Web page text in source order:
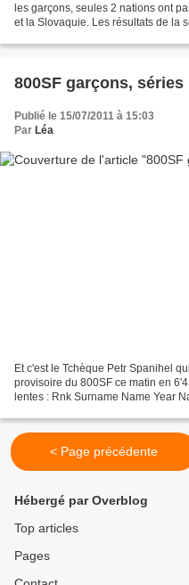
les garçons, seules 2 nations ont
et la Slovaquie. Les résultats de la
800SF garçons, séries
Publié le 15/07/2011 à 15:03
Par Léa
Et c'est le Tchèque Petr Spanihel
provisoire du 800SF ce matin en
lentes : Rnk Surname Name Year
< Page précédente
Hébergé par Overblog
Top articles
Pages